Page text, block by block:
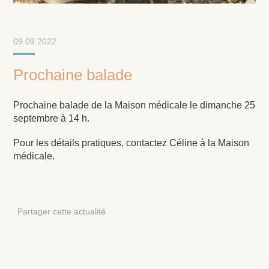
09.09.2022
Prochaine balade
Prochaine balade de la Maison médicale le dimanche 25
septembre à 14 h.
Pour les détails pratiques, contactez Céline à la Maison
médicale.
Partager cette actualité